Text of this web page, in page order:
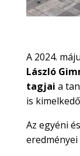
A 2024.
László
tagjai a
is
Az egyéni